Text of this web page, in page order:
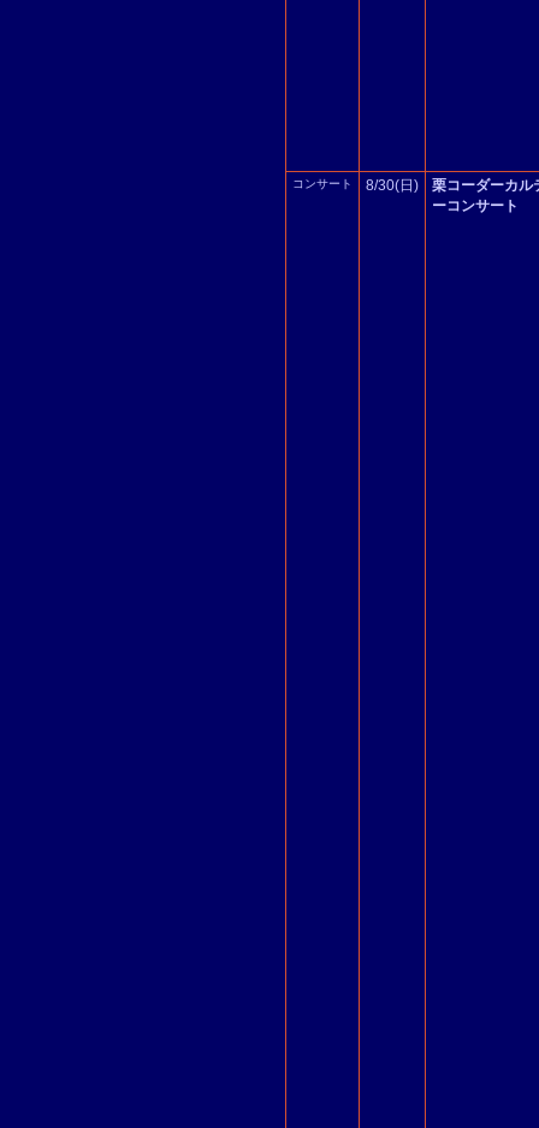
コンサート 8/30(日)
栗コーダーカル
ーコンサート